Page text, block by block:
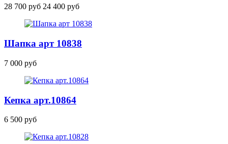
28 700 руб 24 400 руб
Шапка арт 10838
7 000 руб
Кепка арт.10864
6 500 руб